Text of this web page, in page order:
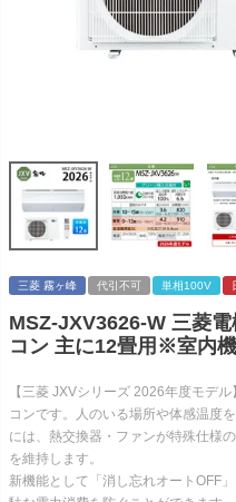
三菱 霧ヶ峰 代引不可 単相100V
MSZ-JXV3626-W 三菱
コン 主に12畳用※室内
【三菱 JXVシリーズ 2026年度モデ
コンです。人のいる場所や体感温度
には、熱交換器・ファンが特殊仕様
を維持します。
新機能として「消し忘れオートOFF